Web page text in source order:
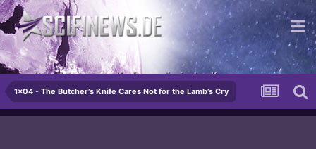
...mit der besessenen Kraft paradiesischer Kenner
1x04 - The Butcher’s Knife Cares Not for the Lamb’s Cry